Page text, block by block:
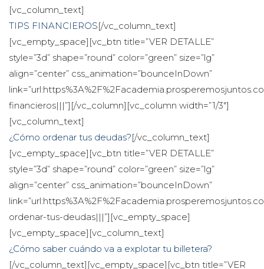
[vc_column_text]
TIPS FINANCIEROS[/vc_column_text]
[vc_empty_space][vc_btn title=”VER DETALLE”
tyle=”3d” shape=”round” color=”green” size=”lg”
align=”center” css_animation=”bounceInDown”
financieros|||”][/vc_column][vc_column width=”1/3″]
[vc_column_text]
¿Cómo ordenar tus deudas?[/vc_column_text]
[vc_empty_space][vc_btn title=”VER DETALLE”
tyle=”3d” shape=”round” color=”green” size=”lg”
align=”center” css_animation=”bounceInDown”
ordenar-tus-deudas|||”][vc_empty_space]
[vc_empty_space][vc_column_text]
¿Cómo saber cuándo va a explotar tu billetera?
[/vc_column_text][vc_empty_space][vc_btn title=”VER